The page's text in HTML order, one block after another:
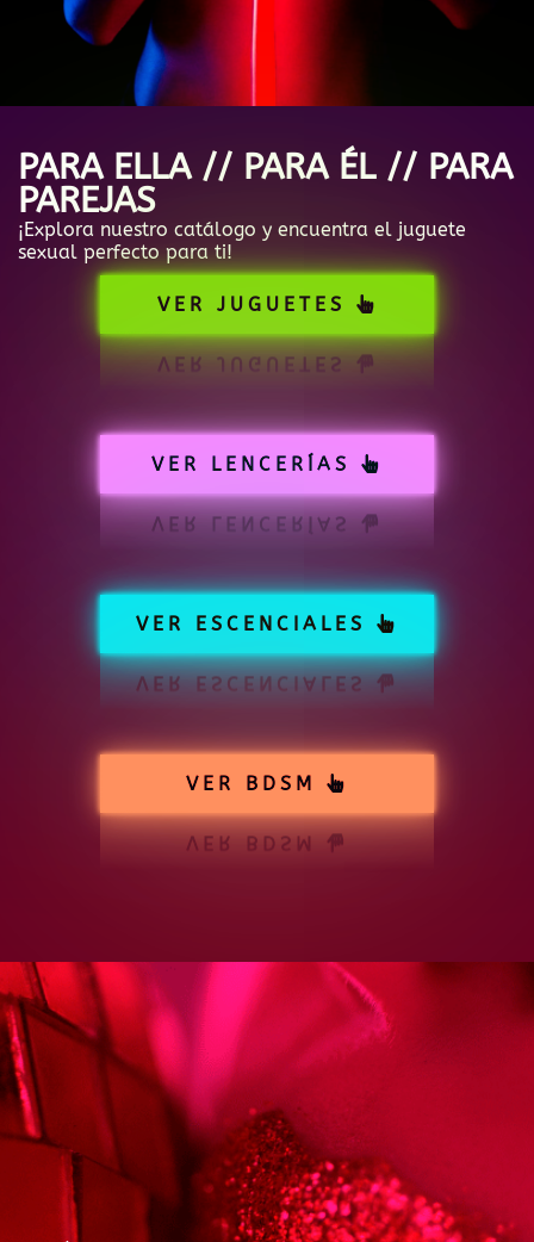
PARA ELLA // PARA ÉL // PARA
PAREJAS
¡Explora nuestro catálogo y encuentra el juguete
sexual perfecto para ti!
VER JUGUETES
VER LENCERÍAS
VER ESCENCIALES
VER BDSM